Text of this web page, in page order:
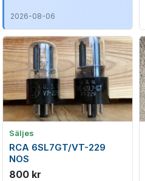
2026-08-06
Säljes
RCA 6SL7GT/VT-229
NOS
800 kr